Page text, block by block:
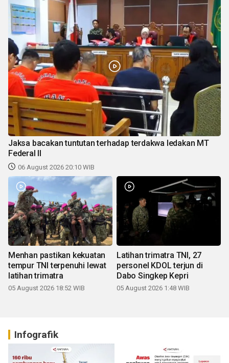
Jaksa bacakan tuntutan terhadap terdakwa ledakan MT
Federal II
06 August 2026 20:10 WIB
Menhan pastikan kekuatan
tempur TNI terpenuhi lewat
latihan trimatra
05 August 2026 18:52 WIB
Latihan trimatra TNI, 27
personel KDOL terjun di
Dabo Singkep Kepri
05 August 2026 1:48 WIB
Infografik